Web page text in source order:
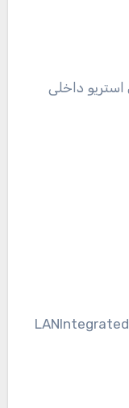
LANIntegrated